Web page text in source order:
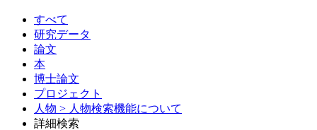
すべて
研究データ
論文
本
博士論文
プロジェクト
人物 > 人物検索機能について
詳細検索